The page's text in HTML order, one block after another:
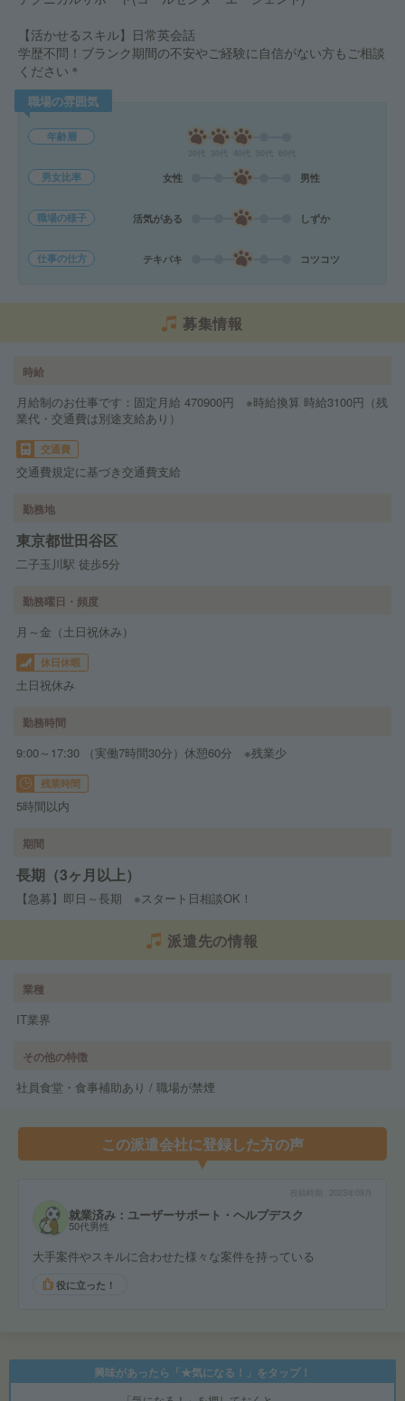
【活かせるスキル】日常英会話
学歴不問！ブランク期間の不安やご経験に自信がない方もご相談
ください＊
職場の雰囲気
年齢層
男女比率 女性 男性
職場の様子 活気がある しずか
仕事の仕方 テキパキ コツコツ
募集情報
時給
月給制のお仕事です：固定月給 470900円 ※時給換算 時給3100円（残
業代・交通費は別途支給あり）
交通費
交通費規定に基づき交通費支給
勤務地
東京都世田谷区
二子玉川駅 徒歩5分
勤務曜日・頻度
月～金（土日祝休み）
休日休暇
土日祝休み
勤務時間
9:00～17:30 （実働7時間30分）休憩60分 ※残業少
残業時間
5時間以内
期間
長期（3ヶ月以上）
【急募】即日～長期 ※スタート日相談OK！
派遣先の情報
業種
IT業界
その他の特徴
社員食堂・食事補助あり / 職場が禁煙
この派遣会社に登録した方の声
就業済み：ユーザーサポート・ヘルプデスク
50代男性
大手案件やスキルに合わせた様々な案件を持っている
役に立った！
興味があったら「★気になる！」をタップ！